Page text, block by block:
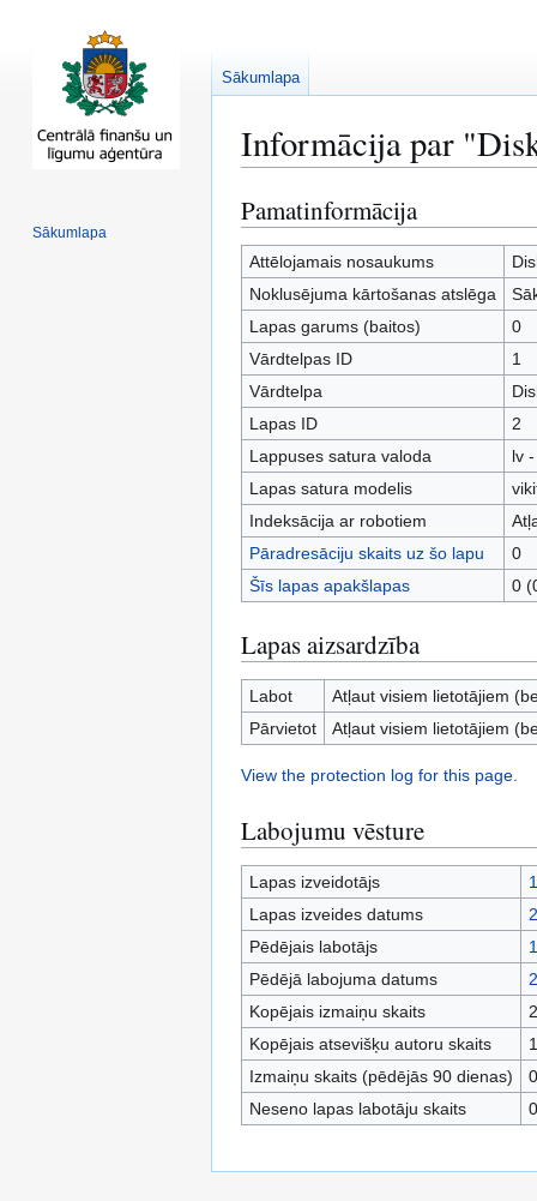
Informācija par
Pāriet
uz
navigāciju
Pāriet
uz
meklēšanu
Pamatinformācija
Attēlojamais nosaukums
Noklusējuma kārtošanas atslēga
Lapas garums (baitos)
0
Vārdtelpas ID
1
Vārdtelpa
Lapas ID
2
Lappuses satura valoda
lv
Lapas satura modelis
Indeksācija ar robotiem
Pāradresāciju skaits uz šo lapu
0
Šīs lapas apakšlapas
0
Lapas aizsardzība
Labot
Atļaut visiem lietotājiem
Pārvietot
Atļaut visiem lietotājiem
View the protection log for this page.
Labojumu vēsture
Lapas izveidotājs
Lapas izveides datums
Pēdējais labotājs
Pēdējā labojuma datums
Kopējais izmaiņu skaits
2
Kopējais atsevišķu autoru skaits
1
Izmaiņu skaits (pēdējās 90 dienas)
0
Neseno lapas labotāju skaits
0
Sākumlapa
Sākumlapa